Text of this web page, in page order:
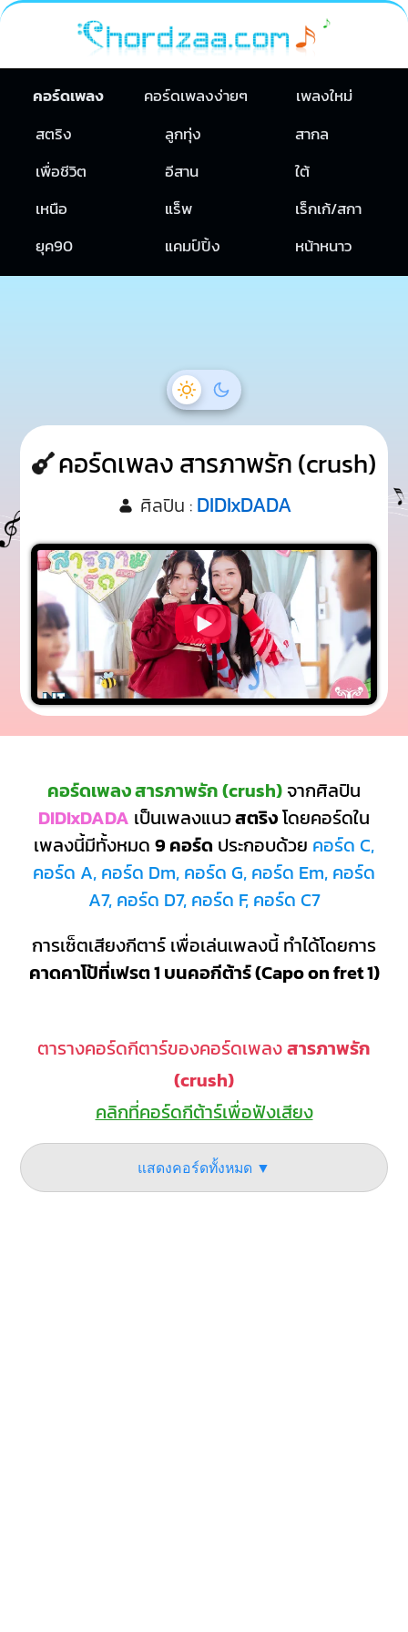
คอร์ดเพลง คอร์ดเพลงง่ายๆ
เพลงใหม่
สตริง
ลูกทุ่ง
สากล
เพื่อชีวิต
อีสาน
ใต้
เหนือ
แร็พ
เร็กเก้/สกา
ยุค90
แคมป์ปิ้ง หน้าหนาว
คอร์ดเพลง สารภาพรัก (crush)
ศิลปิน : DIDIxDADA
คอร์ดเพลง สารภาพรัก (crush) จากศิลปิน
DIDIxDADA เป็นเพลงแนวสตริงโดยคอร์ดใน
เพลงนี้มีทั้งหมด 9 คอร์ด ประกอบด้วย คอร์ด C,
คอร์ด A, คอร์ด Dm, คอร์ด G, คอร์ด Em, คอร์ด
A7, คอร์ด D7, คอร์ด F, คอร์ด C7
การเซ็ตเสียงกีตาร์ เพื่อเล่นเพลงนี้ ทำได้โดยการ
คาดคาโป้ที่เฟรต 1 บนคอกีต้าร์ (Capo on fret 1)
ตารางคอร์ดกีตาร์ของคอร์ดเพลงสารภาพรัก
(crush)
คลิกที่คอร์ดกีต้าร์เพื่อฟังเสียง
แสดงคอร์ดทั้งหมด ▼